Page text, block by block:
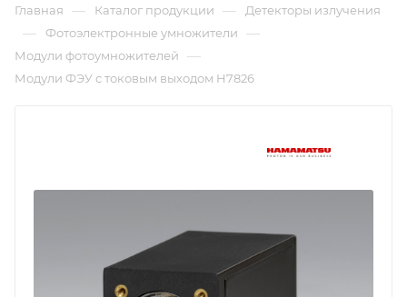
Главная — Каталог продукции — Детекторы излучения
— Фотоэлектронные умножители —
Модули фотоумножителей —
Модули ФЭУ с токовым выходом H7826